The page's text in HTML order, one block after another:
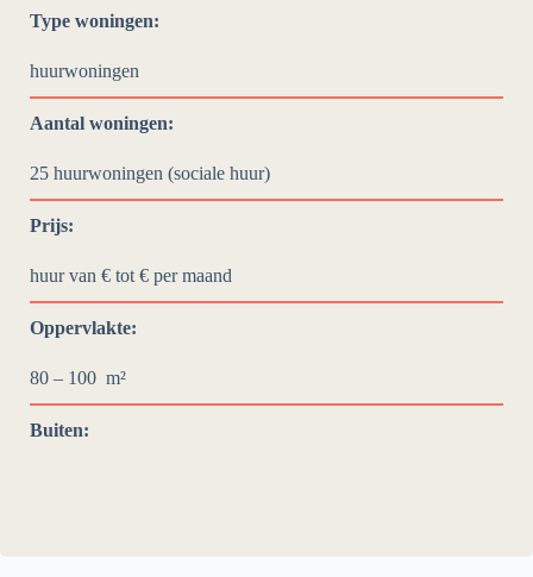
Type woningen:
huurwoningen
Aantal woningen:
25 huurwoningen (sociale huur)
Prijs:
huur van € tot € per maand
Oppervlakte:
80 – 100 m²
Buiten: